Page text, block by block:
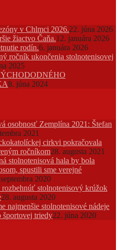
v Chlmci 2026.22. júna 2026
žiactvo Čaňa.12. januára 2026
rodín.6. januára 2026
ročník ukončenia stolnotenisovej
2025
8. júna 2024
osobnosť Zemplína 2021: Štefan
2021
cirkvi pokračovala
ročníkom28. augusta 2021
stolnotenisová hala by bola
spustili sme verejné
2020
rozbehnúť stolnotenisový krúžok
28. augusta 2020
najmenšie stolnotenisové nádeje
športovej triedy22. júna 2020